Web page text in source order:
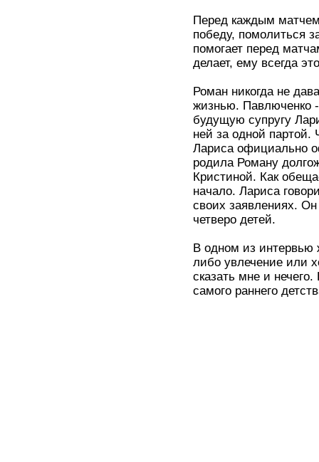
Перед каждым
победу, помолиться
помогает перед
делает, ему всегда
Роман никогда не
жизнью. Павлюченко
будущую супругу
ней за одной партой.
Лариса официально
родила Роману
Кристиной. Как
начало. Лариса
своих заявлениях.
четверо детей.
В одном из интервью
либо увлечение или
сказать мне и
самого раннего